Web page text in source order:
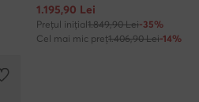
Prețul actual
1.195,90 Lei
Prețul inițial1.849,90 Lei-35%
Cel mai mic preț1.406,90 Lei-14%